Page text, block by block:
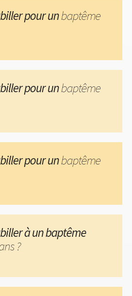
pour unbaptême
pour unbaptême
pour unbaptême
à un baptême
?